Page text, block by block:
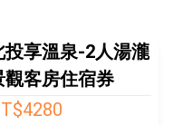
投享溫泉-2人湯瀧
觀客房住宿券